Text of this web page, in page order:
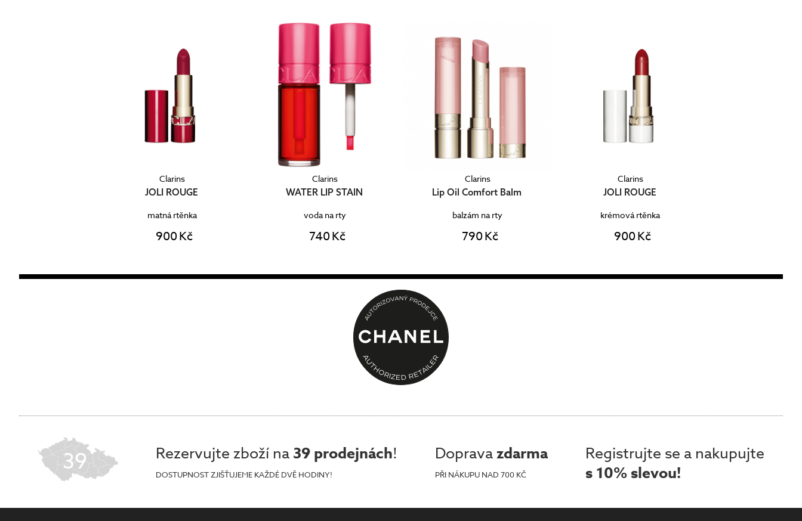
Clarins
JOLI ROUGE
matná rtěnka
900 Kč
Clarins
WATER LIP STAIN
voda na rty
740 Kč
Clarins
Lip Oil Comfort Balm
balzám na rty
790 Kč
Clarins
JOLI ROUGE
krémová rtěnka
900 Kč
39 Rezervujte zboží na 39 prodejnách!
DOSTUPNOST ZJIŠŤUJEME KAŽDÉ DVĚ HODINY!
Dopravazdarma
PŘI NÁKUPU NAD 700 KČ
Registrujte se a nakupujte
s 10% slevou!